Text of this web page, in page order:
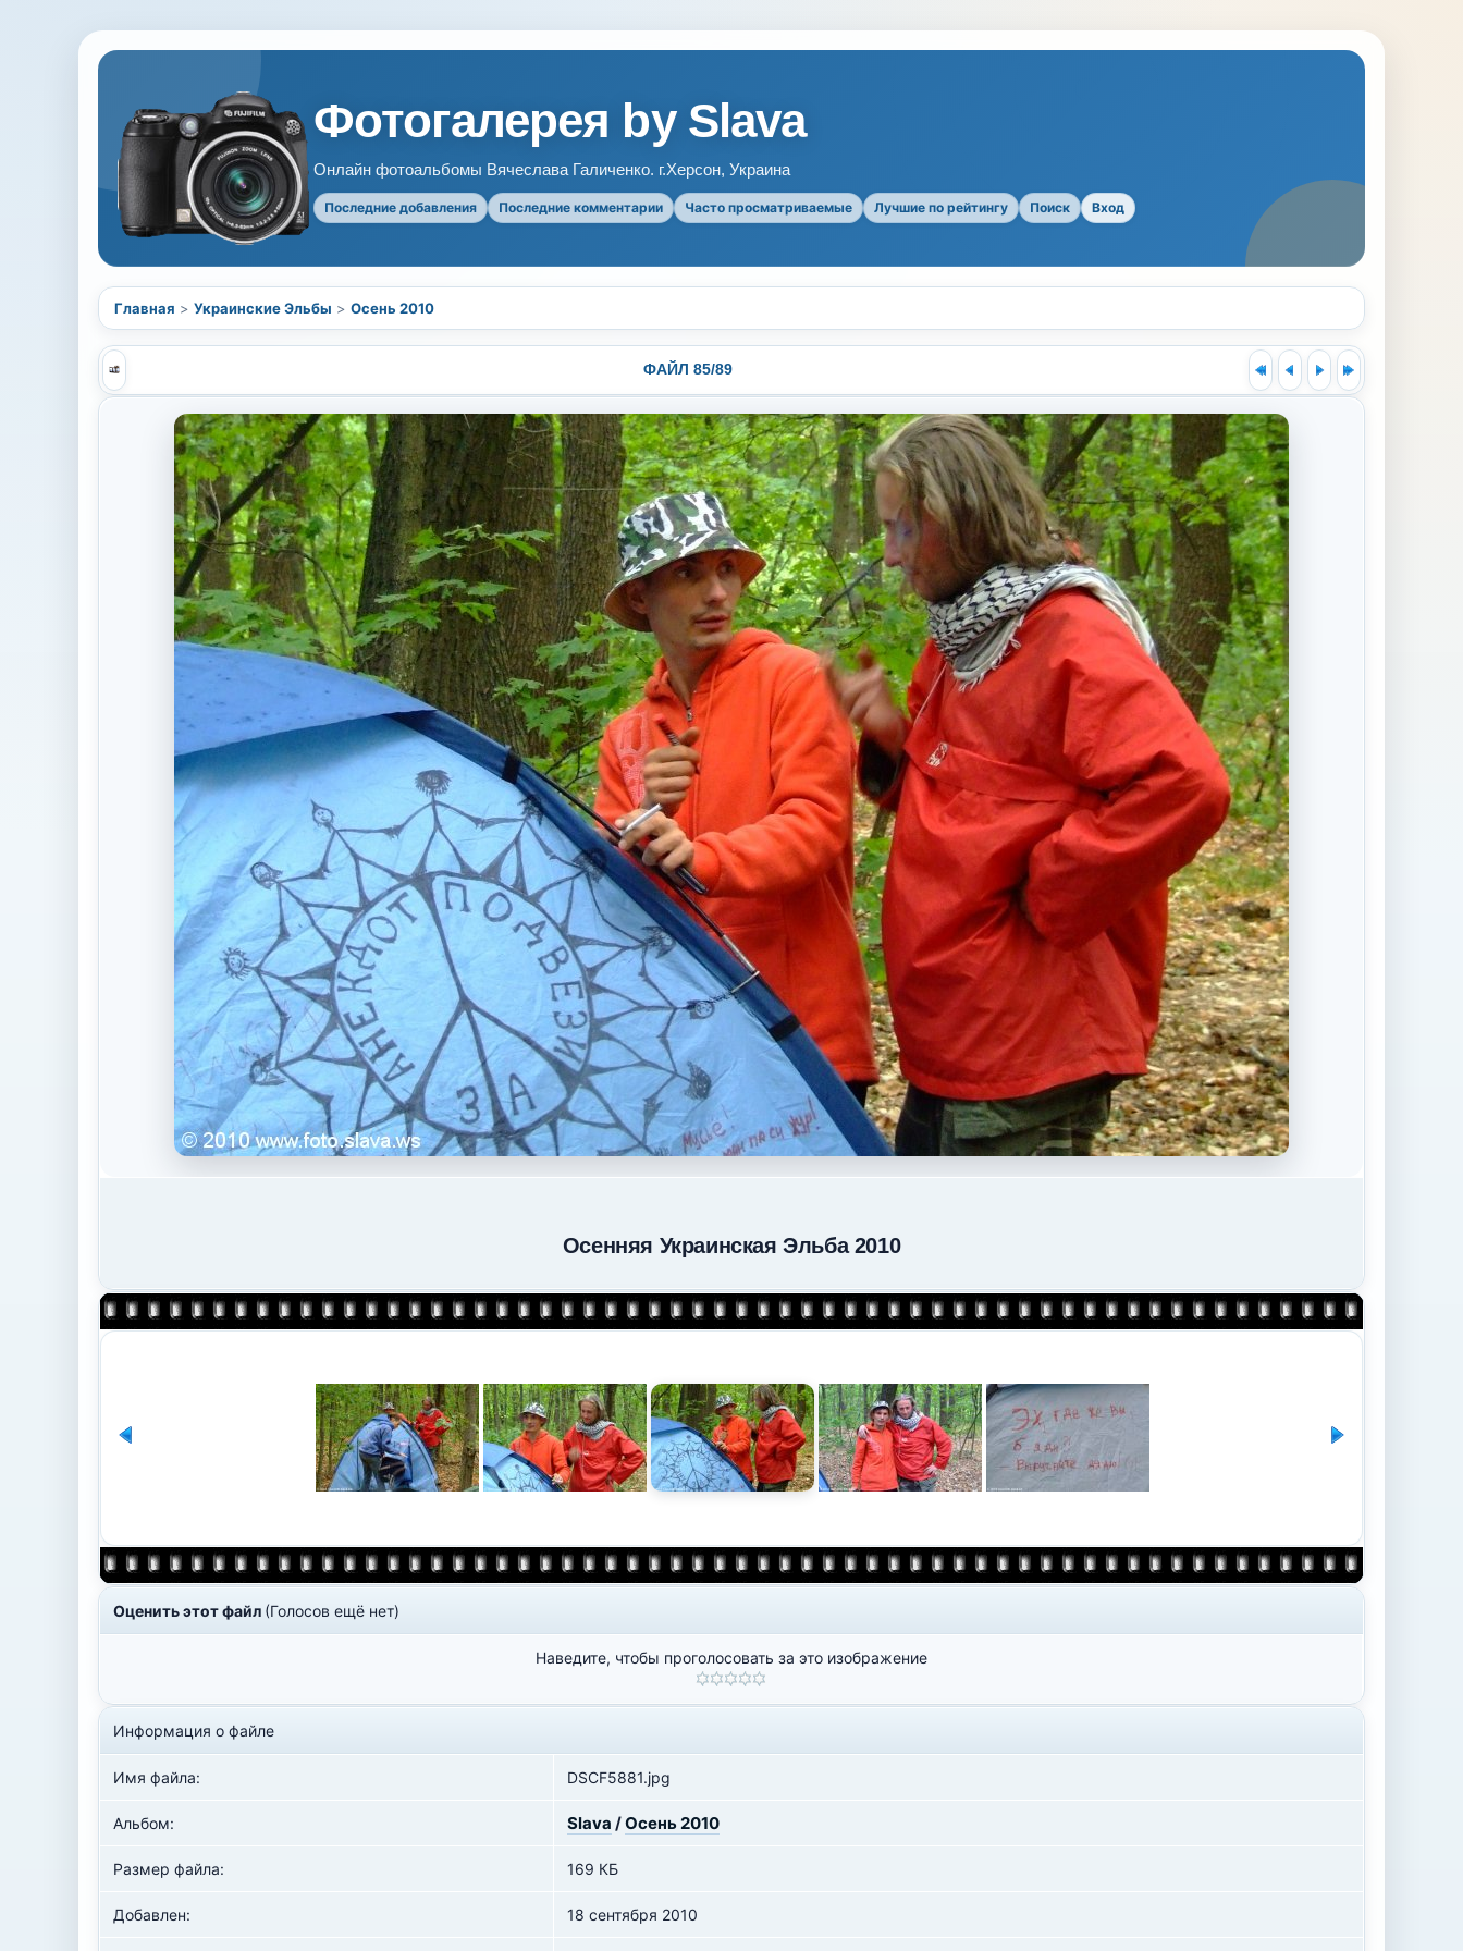
Фотогалерея by Slava
Онлайн фотоальбомы Вячеслава Галиченко. г.Херсон, Украина
Последние добавления Последние комментарии Часто просматриваемые Лучшие по рейтингу Поиск Вход
Главная > Украинские Эльбы > Осень 2010
ФАЙЛ 85/89
Осенняя Украинская Эльба 2010
Оценить этот файл (Голосов ещё нет)
Наведите, чтобы проголосовать за это изображение
Информация о файле
Имя файла: DSCF5881.jpg
Альбом: Slava /Осень 2010
Размер файла: 169 КБ
Добавлен: 18 сентября 2010